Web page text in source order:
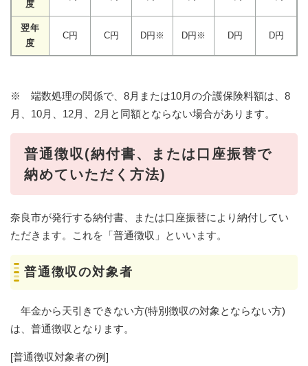
度
翌年
度
C円 C円 D円※ D円※ D円 D円
※ 端数処理の関係で、8月または10月の介護保険料額は、8
月、10月、12月、2月と同額とならない場合があります。
普通徴収(納付書、または口座振替で
納めていただく方法)
奈良市が発行する納付書、または口座振替により納付してい
ただきます。これを「普通徴収」といいます。
普通徴収の対象者
年金から天引きできない方(特別徴収の対象とならない方)
は、普通徴収となります。
[普通徴収対象者の例]